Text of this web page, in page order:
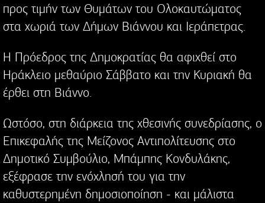
προς τιμήν των Θυμάτων του Ολοκαυτώματος
στα χωριά των Δήμων Βιάννου και Ιεράπετρας.
Η Πρόεδρος της Δημοκρατίας θα αφιχθεί στο
Ηράκλειο μεθαύριο Σάββατο και την Κυριακή θα
έρθει στη Βιάννο.
Ωστόσο, στη διάρκεια της χθεσινής συνεδρίασης, ο
Επικεφαλής της Μείζονος Αντιπολίτευσης στο
Δημοτικό Συμβούλιο, Μπάμπης Κονδυλάκης,
εξέφρασε την ενόχλησή του για την
καθυστερημένη δημοσιοποίηση - και μάλιστα